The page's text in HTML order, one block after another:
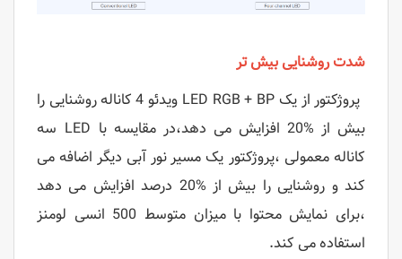
شدت روشنایی بیش تر
پروژکتور از یک LED RGB + BP ویدئو 4 کاناله روشنایی را
بیش از %20 افزایش می دهد،در مقایسه با LED سه
کاناله معمولی ،پروژکتور یک مسیر نور آبی دیگر اضافه می
کند و روشنایی را بیش از %20 درصد افزایش می دهد
،برای نمایش محتوا با میزان متوسط 500 انسی لومنز
استفاده می کند.